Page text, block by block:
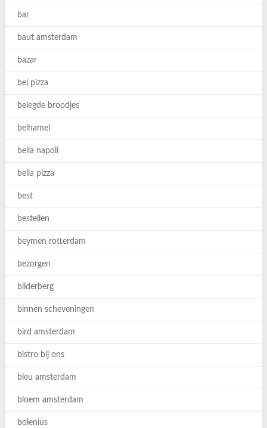
bar
baut amsterdam
bazar
bel pizza
belegde broodjes
belhamel
bella napoli
bella pizza
best
bestellen
beymen rotterdam
bezorgen
bilderberg
binnen scheveningen
bird amsterdam
bistro bij ons
bleu amsterdam
bloem amsterdam
bolenius